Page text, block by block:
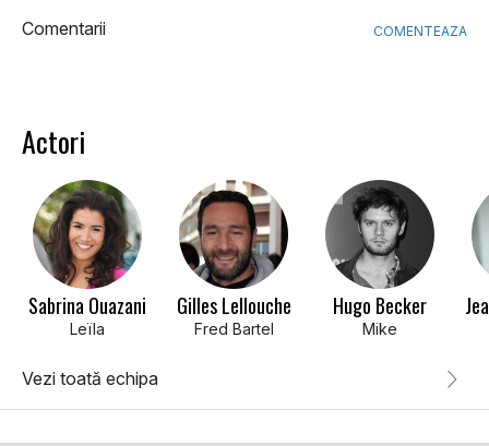
Comentarii COMENTEAZA
Actori
Sabrina Ouazani
Leïla
Gilles Lellouche
Fred Bartel
Hugo Becker
Mike
Vezi toată echipa